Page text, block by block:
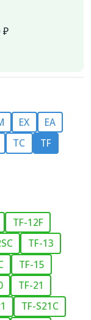
₽
EX
EA
TC
TF
TF-12F
TF-13
TF-15
TF-21
TF-S21C